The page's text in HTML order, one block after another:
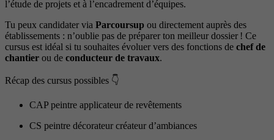
l’étude de projets et à l’encadrement d’équipes.
Tu peux candidater via Parcoursup ou directement auprès des
établissements : n’oublie pas de préparer ton meilleur dossier ! Ce
cursus est idéal si tu souhaites évoluer vers des fonctions de chef de
chantier ou de conducteur de travaux.
Récap des cursus possibles 👇
CAP peintre applicateur de revêtements
CS peintre décorateur créateur d’ambiances